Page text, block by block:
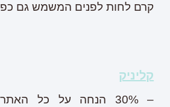
קרם לחות לפנים המשמש גם
קליניק
– 30% הנחה על כל